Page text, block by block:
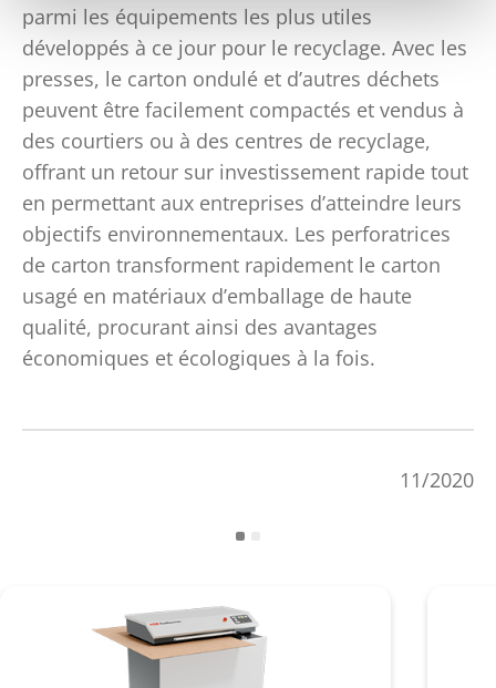
parmi les équipements les plus utiles
développés à ce jour pour le recyclage. Avec les
presses, le carton ondulé et d’autres déchets
peuvent être facilement compactés et vendus à
des courtiers ou à des centres de recyclage,
offrant un retour sur investissement rapide tout
en permettant aux entreprises d’atteindre leurs
objectifs environnementaux. Les perforatrices
de carton transforment rapidement le carton
usagé en matériaux d’emballage de haute
qualité, procurant ainsi des avantages
économiques et écologiques à la fois.
11/2020